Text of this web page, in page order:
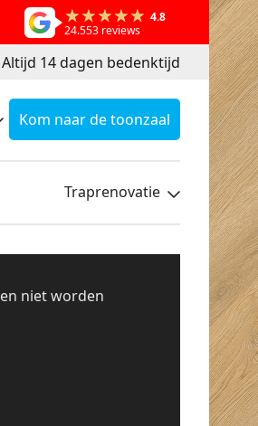
4.8
24.553 reviews
Altijd 14 dagen bedenktijd
Kom naar de toonzaal
Traprenovatie
niet worden